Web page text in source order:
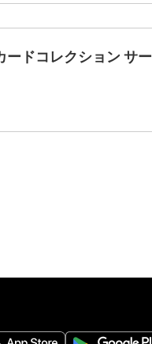
ードコレクション サー